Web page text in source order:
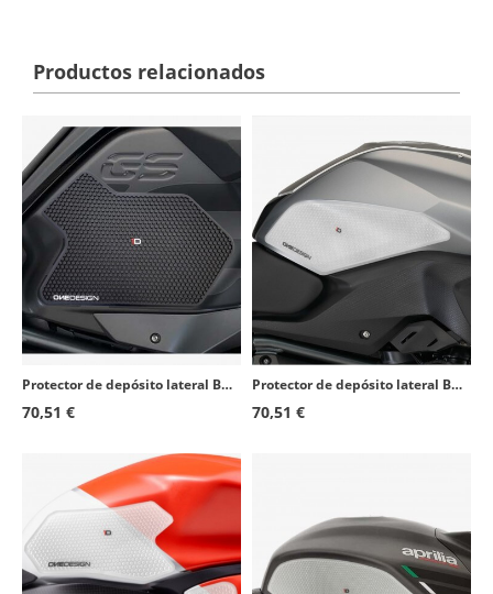
Productos relacionados
Protector de depósito lateral BMW R1200GS Adventure (14-18), R1250GS Adventure (19-23) color Negro de Puig 20063N
70,51 €
Protector de depósito lateral BMW R1200RS (15-18) color Transparente de Puig 20064W
70,51 €